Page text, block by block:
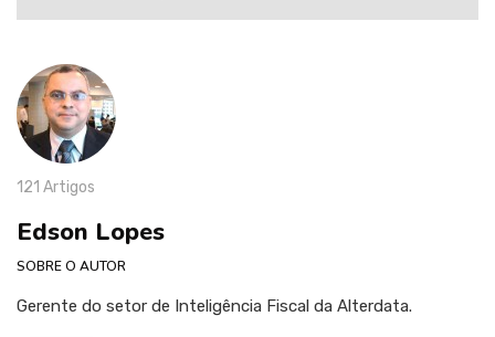
121 Artigos
Edson Lopes
SOBRE O AUTOR
Gerente do setor de Inteligência Fiscal da Alterdata.